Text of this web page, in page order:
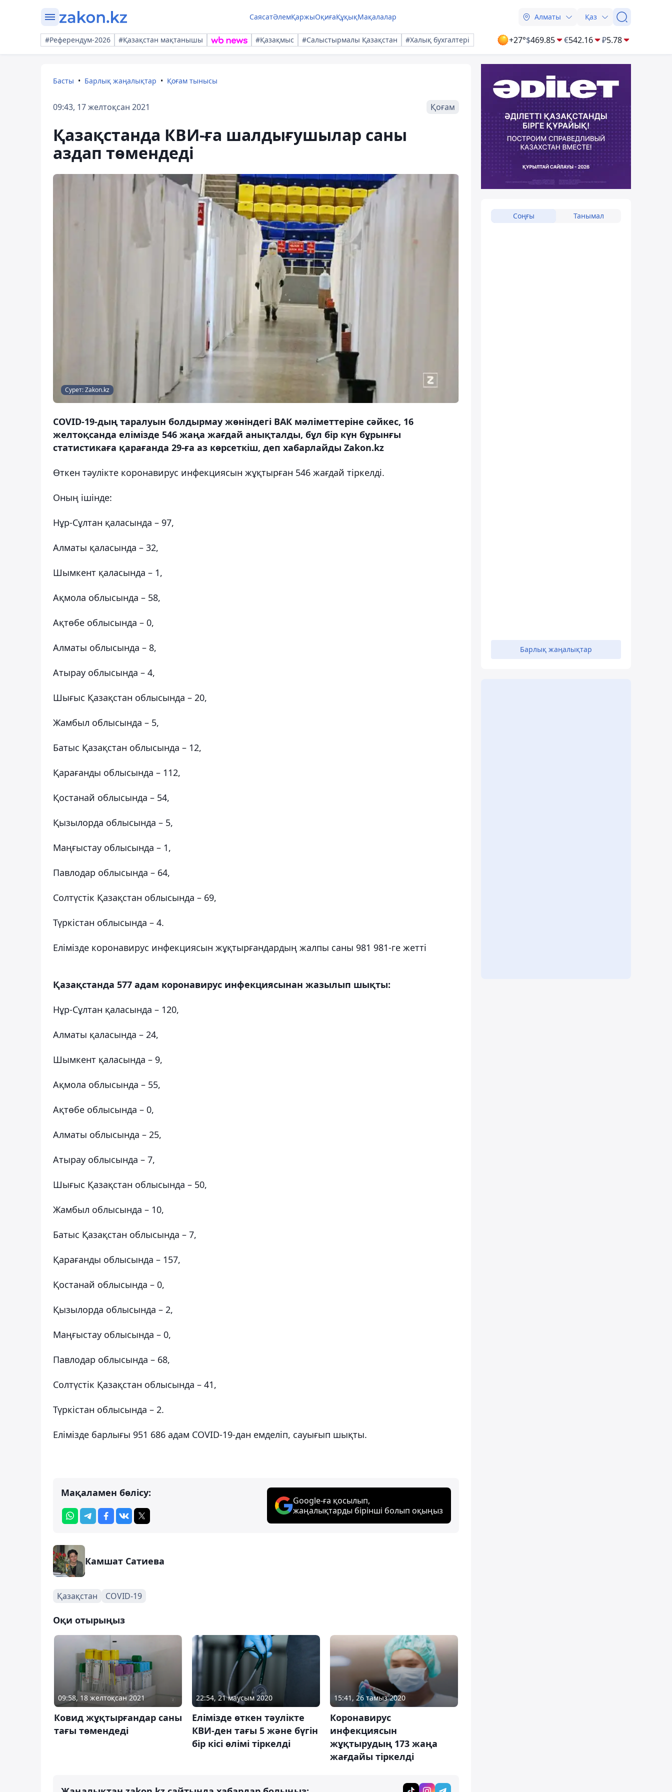
СаясатӘлемҚаржыОқиғаҚұқықМақалалар Алматы Қаз
#Референдум-2026 #Қазақстан мақтанышы #Қазақмыс #Салыстырмалы Қазақстан #Халық бухгалтері +27°$469.85 €542.16 ₽5.78
Басты Барлық жаңалықтар Қоғам тынысы
09:43, 17 желтоқсан 2021 Қоғам
Қазақстанда КВИ-ға шалдығушылар саны
аздап төмендеді
Сурет: Zakon.kz
COVID-19-дың таралуын болдырмау жөніндегі ВАК мәліметтеріне сәйкес, 16
желтоқсанда елімізде 546 жаңа жағдай анықталды, бұл бір күн бұрынғы
статистикаға қарағанда 29-ға аз көрсеткіш, деп хабарлайды Zakon.kz
Өткен тәулікте коронавирус инфекциясын жұқтырған 546 жағдай тіркелді.
Оның ішінде:
Нұр-Сұлтан қаласында – 97,
Алматы қаласында – 32,
Шымкент қаласында – 1,
Ақмола облысында – 58,
Ақтөбе облысында – 0,
Алматы облысында – 8,
Атырау облысында – 4,
Шығыс Қазақстан облысында – 20,
Жамбыл облысында – 5,
Батыс Қазақстан облысында – 12,
Қарағанды облысында – 112,
Қостанай облысында – 54,
Қызылорда облысында – 5,
Маңғыстау облысында – 1,
Павлодар облысында – 64,
Солтүстік Қазақстан облысында – 69,
Түркістан облысында – 4.
Елімізде коронавирус инфекциясын жұқтырғандардың жалпы саны 981 981-ге жетті
Қазақстанда 577 адам коронавирус инфекциясынан жазылып шықты:
Нұр-Сұлтан қаласында – 120,
Алматы қаласында – 24,
Шымкент қаласында – 9,
Ақмола облысында – 55,
Ақтөбе облысында – 0,
Алматы облысында – 25,
Атырау облысында – 7,
Шығыс Қазақстан облысында – 50,
Жамбыл облысында – 10,
Батыс Қазақстан облысында – 7,
Қарағанды облысында – 157,
Қостанай облысында – 0,
Қызылорда облысында – 2,
Маңғыстау облысында – 0,
Павлодар облысында – 68,
Солтүстік Қазақстан облысында – 41,
Түркістан облысында – 2.
Елімізде барлығы 951 686 адам COVID-19-дан емделіп, сауығып шықты.
Мақаламен бөлісу:
Google-ға қосылып,
жаңалықтарды бірінші болып оқыңыз
Камшат Сатиева
Қазақстан COVID-19
Оқи отырыңыз
09:58, 18 желтоқсан 2021
Ковид жұқтырғандар саны
тағы төмендеді
22:54, 21 маусым 2020
Елімізде өткен тәулікте
КВИ-ден тағы 5 және бүгін
бір кісі өлімі тіркелді
15:41, 26 тамыз 2020
Коронавирус
инфекциясын
жұқтырудың 173 жаңа
жағдайы тіркелді
Соңғы Танымал
Барлық жаңалықтар